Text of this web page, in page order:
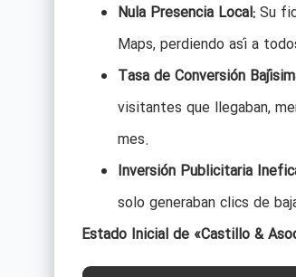
Nula Presencia Local:Su
Maps, perdiendo así a
Tasa de Conversión
visitantes que llegaban,
mes.
Inversión Publicitaria
solo generaban clics de
Estado Inicial de «Castillo &